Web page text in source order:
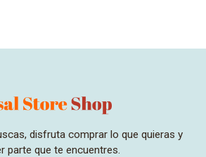
disfruta comprar lo que quieras y
parte que te encuentres.